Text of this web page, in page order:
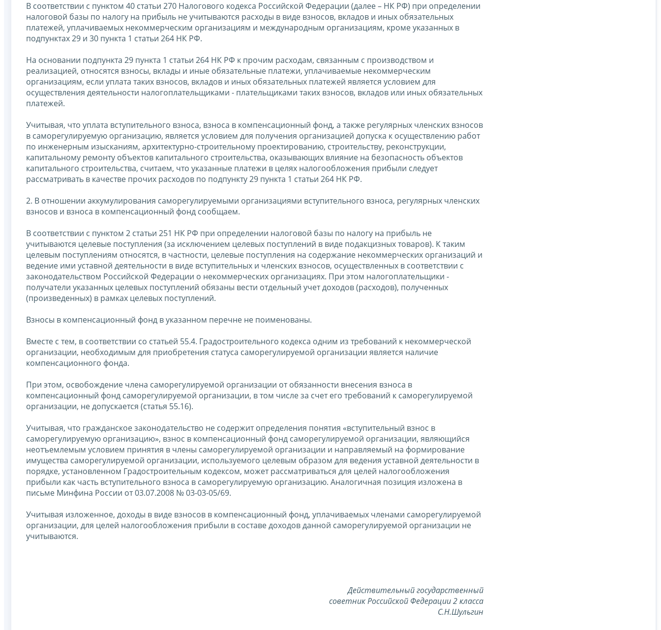
В соответствии с пунктом 40 статьи 270 Налогового кодекса Российской Федерации (далее – НК РФ) при определении
налоговой базы по налогу на прибыль не учитываются расходы в виде взносов, вкладов и иных обязательных
платежей, уплачиваемых некоммерческим организациям и международным организациям, кроме указанных в
подпунктах 29 и 30 пункта 1 статьи 264 НК РФ.
На основании подпункта 29 пункта 1 статьи 264 НК РФ к прочим расходам, связанным с производством и
реализацией, относятся взносы, вклады и иные обязательные платежи, уплачиваемые некоммерческим
организациям, если уплата таких взносов, вкладов и иных обязательных платежей является условием для
осуществления деятельности налогоплательщиками - плательщиками таких взносов, вкладов или иных обязательных
платежей.
Учитывая, что уплата вступительного взноса, взноса в компенсационный фонд, а также регулярных членских взносов
в саморегулируемую организацию, является условием для получения организацией допуска к осуществлению работ
по инженерным изысканиям, архитектурно-строительному проектированию, строительству, реконструкции,
капитальному ремонту объектов капитального строительства, оказывающих влияние на безопасность объектов
капитального строительства, считаем, что указанные платежи в целях налогообложения прибыли следует
рассматривать в качестве прочих расходов по подпункту 29 пункта 1 статьи 264 НК РФ.
2. В отношении аккумулирования саморегулируемыми организациями вступительного взноса, регулярных членских
взносов и взноса в компенсационный фонд сообщаем.
В соответствии с пунктом 2 статьи 251 НК РФ при определении налоговой базы по налогу на прибыль не
учитываются целевые поступления (за исключением целевых поступлений в виде подакцизных товаров). К таким
целевым поступлениям относятся, в частности, целевые поступления на содержание некоммерческих организаций и
ведение ими уставной деятельности в виде вступительных и членских взносов, осуществленных в соответствии с
законодательством Российской Федерации о некоммерческих организациях. При этом налогоплательщики -
получатели указанных целевых поступлений обязаны вести отдельный учет доходов (расходов), полученных
(произведенных) в рамках целевых поступлений.
Взносы в компенсационный фонд в указанном перечне не поименованы.
Вместе с тем, в соответствии со статьей 55.4. Градостроительного кодекса одним из требований к некоммерческой
организации, необходимым для приобретения статуса саморегулируемой организации является наличие
компенсационного фонда.
При этом, освобождение члена саморегулируемой организации от обязанности внесения взноса в
компенсационный фонд саморегулируемой организации, в том числе за счет его требований к саморегулируемой
организации, не допускается (статья 55.16).
Учитывая, что гражданское законодательство не содержит определения понятия «вступительный взнос в
саморегулируемую организацию», взнос в компенсационный фонд саморегулируемой организации, являющийся
неотъемлемым условием принятия в члены саморегулируемой организации и направляемый на формирование
имущества саморегулируемой организации, используемого целевым образом для ведения уставной деятельности в
порядке, установленном Градостроительным кодексом, может рассматриваться для целей налогообложения
прибыли как часть вступительного взноса в саморегулируемую организацию. Аналогичная позиция изложена в
письме Минфина России от 03.07.2008 № 03-03-05/69.
Учитывая изложенное, доходы в виде взносов в компенсационный фонд, уплачиваемых членами саморегулируемой
организации, для целей налогообложения прибыли в составе доходов данной саморегулируемой организации не
учитываются.
Действительный государственный
советник Российской Федерации 2 класса
С.Н.Шульгин